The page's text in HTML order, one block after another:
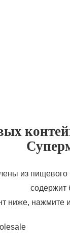
из
содержит
ниже, нажмите